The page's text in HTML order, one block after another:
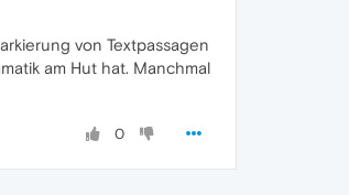
von Textpassagen
am Hut hat. Manchmal
0